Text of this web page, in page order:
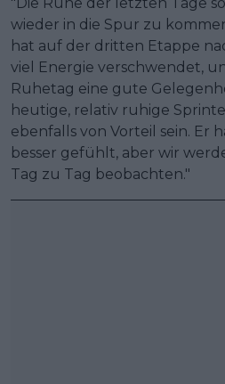
wieder in die Spur zu
hat auf der dritten Etappe
viel Energie verschwendet,
Ruhetag eine gute
heutige, relativ ruhige
ebenfalls von Vorteil sein. Er
besser gefühlt, aber wir
Tag zu Tag beobachten."